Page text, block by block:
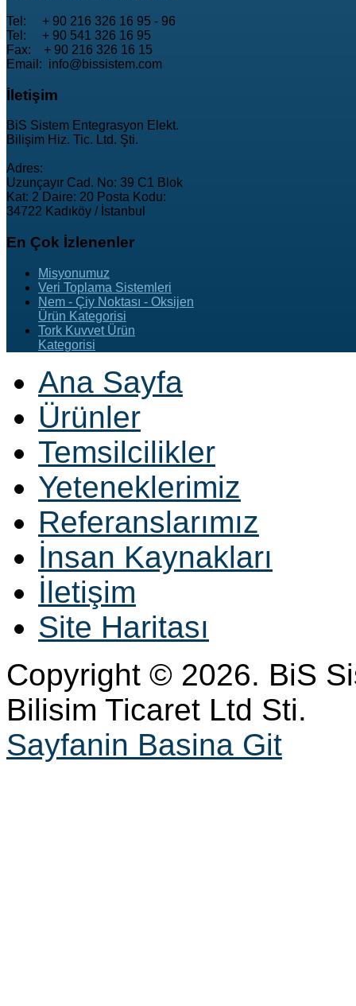
Tel: + 90 216 326 16 95 - 96
Tel: + 90 541 326 16 95
Fax: + 90 216 326 16 15
Email: info@bissistem.com
İletişim
BiS Sistem Entegrasyon Elekt.
Bilişim Hiz. Tic. Ltd. Şti.
Adres:
Uzunçayır Cad. No: 39 C1 Blok
Kat: 2 Daire: 20 Posta Kodu:
34722 Kadıköy / İstanbul
En Çok İzlenenler
Misyonumuz
Veri Toplama Sistemleri
Nem - Çiy Noktası - Oksijen
Ürün Kategorisi
Tork Kuvvet Ürün
Kategorisi
Ana Sayfa
Ürünler
Temsilcilikler
Yeteneklerimiz
Referanslarımız
İnsan Kaynakları
İletişim
Site Haritası
Copyright © 2026. BiS
Bilisim Ticaret Ltd Sti.
Sayfanin Basina Git